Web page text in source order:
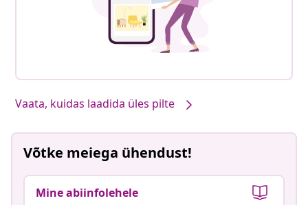
Vaata, kuidas laadida üles pilte
Võtke meiega ühendust!
Mine abiinfolehele